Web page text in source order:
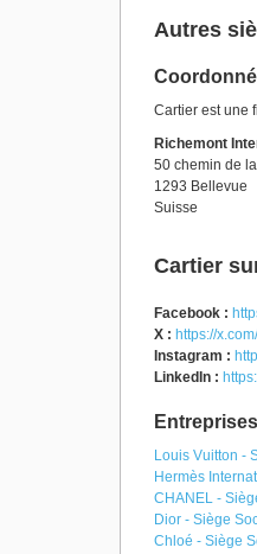
Autres
Cartier est une
Richemont
50 chemin de
1293 Bellevue
Suisse
Cartier
Facebook :
X : https://
Instagram :
LinkedIn :
Louis Vuitton -
Hermès
CHANEL -
Dior - Siège
Chloé - Siège